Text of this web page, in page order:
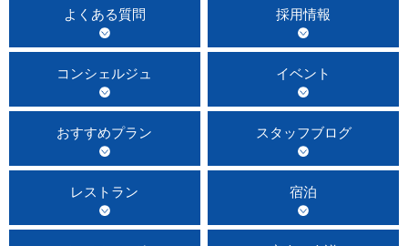
よくある質問 採用情報
コンシェルジュ イベント
おすすめプラン スタッフブログ
レストラン 宿泊